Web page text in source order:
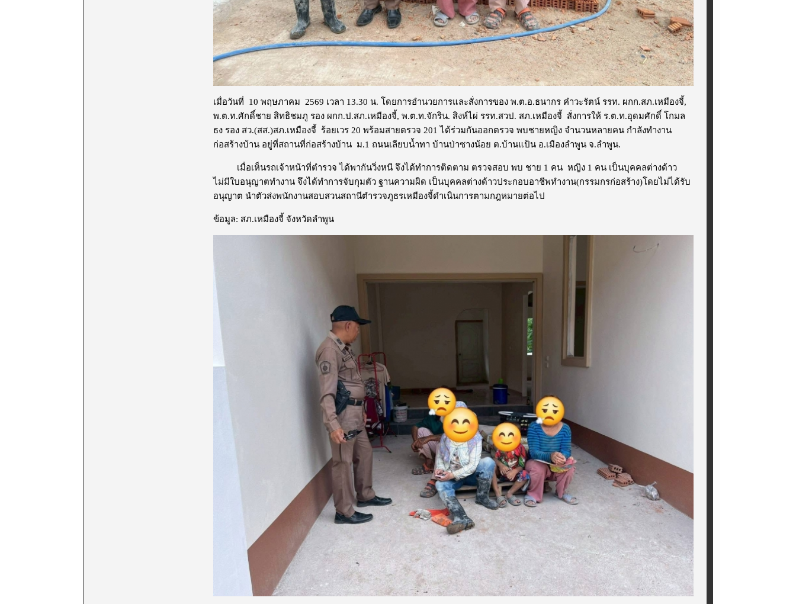
เมื่อวันที่ 10 พฤษภาคม 2569 เวลา 13.30 น. โดยการอำนวยการและสั่งการของ พ.ต.อ.ธนากร คำวะรัตน์ รรท. ผกก.สภ.เหมืองจี้,
พ.ต.ท.ศักดิ์ชาย สิทธิชมภู รอง ผกก.ป.สภ.เหมืองจี้, พ.ต.ท.จักริน. สิงห์ไผ่ รรท.สวป. สภ.เหมืองจี้ สั่งการให้ ร.ต.ท.อุดมศักดิ์ โกมล
ธง รอง สว.(สส.)สภ.เหมืองจี้ ร้อยเวร 20 พร้อมสายตรวจ 201 ได้ร่วมกันออกตรวจ พบชายหญิง จำนวนหลายคน กำลังทำงาน
ก่อสร้างบ้าน อยู่ที่สถานที่ก่อสร้างบ้าน ม.1 ถนนเลียบน้ำทา บ้านป่าซางน้อย ต.บ้านแป้น อ.เมืองลำพูน จ.ลำพูน.
เมื่อเห็นรถเจ้าหน้าที่ตำรวจ ได้พากันวิ่งหนี จึงได้ทำการติดตาม ตรวจสอบ พบ ชาย 1 คน หญิง 1 คน เป็นบุคคลต่างด้าว
ไม่มีใบอนุญาตทำงาน จึงได้ทำการจับกุมตัว ฐานความผิด เป็นบุคคลต่างด้าวประกอบอาชีพทำงาน(กรรมกรก่อสร้าง)โดยไม่ได้รับ
อนุญาต นำตัวส่งพนักงานสอบสวนสถานีตำรวจภูธรเหมืองจี้ดำเนินการตามกฎหมายต่อไป
ข้อมูล: สภ.เหมืองจี้ จังหวัดลำพูน